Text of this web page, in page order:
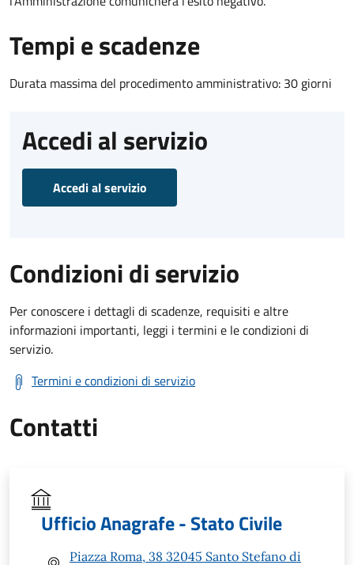
Tempi e scadenze
Durata massima del procedimento amministrativo: 30 giorni
Accedi al servizio
Accedi al servizio
Condizioni di servizio
Per conoscere i dettagli di scadenze, requisiti e altre
informazioni importanti, leggi i termini e le condizioni di
servizio.
Termini e condizioni di servizio
Contatti
Ufficio Anagrafe - Stato Civile
Piazza Roma, 38 32045 Santo Stefano di